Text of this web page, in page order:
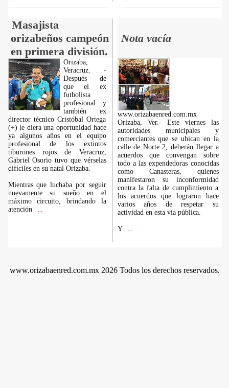
Masajista
orizabeños campeón
en primera división.
Nota vacía
Orizaba,
Veracruz. -
Después de
que el ex
futbolista
profesional y
también ex
director técnico Cristóbal Ortega
(+) le diera una oportunidad hace
ya algunos años en el equipo
profesional de los extintos
tiburones rojos de Veracruz,
Gabriel Osorio tuvo que vérselas
difíciles en su natal Orizaba.
Mientras que luchaba por seguir
nuevamente su sueño en el
máximo circuito, brindando la
atención
www.orizabaenred.com.mx
Orizaba, Ver.- Este viernes las
autoridades municipales y
comerciantes que se ubican en la
calle de Norte 2, deberán llegar a
acuerdos que convengan sobre
todo a las expendedoras conocidas
como Canasteras, quienes
manifestaron su inconformidad
contra la falta de cumplimiento a
los acuerdos que lograron hace
varios años de respetar su
actividad en esta vía pública.
Y
www.orizabaenred.com.mx 2026 Todos los derechos reservados.